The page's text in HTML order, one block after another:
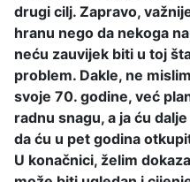
drugi cilj. Zapravo,
hranu nego da nekoga
neću zauvijek biti u toj
problem. Dakle, ne
svoje 70. godine, već
radnu snagu, a ja ću
da ću u pet godina
U konačnici, želim